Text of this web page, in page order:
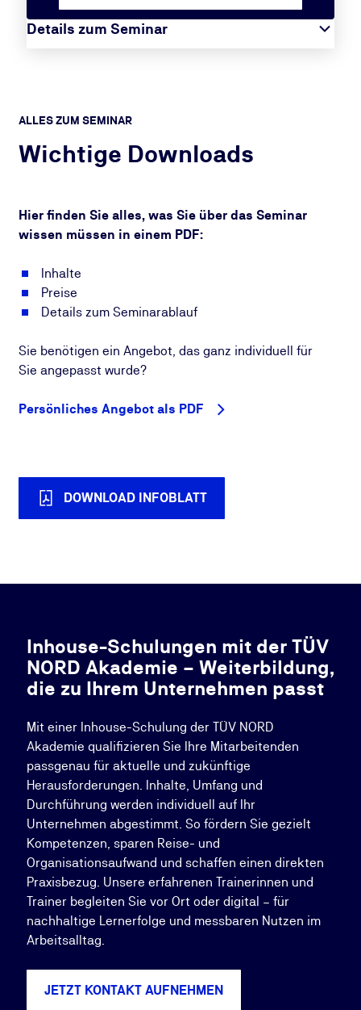
Details zum Seminar
ALLES ZUM SEMINAR
Wichtige Downloads
Hier finden Sie alles, was Sie über das Seminar
wissen müssen in einem PDF:
Inhalte
Preise
Details zum Seminarablauf
Sie benötigen ein Angebot, das ganz individuell für
Sie angepasst wurde?
Persönliches Angebot als PDF
DOWNLOAD INFOBLATT
Inhouse-Schulungen mit der TÜV
NORD Akademie – Weiterbildung,
die zu Ihrem Unternehmen passt
Mit einer Inhouse-Schulung der TÜV NORD
Akademie qualifizieren Sie Ihre Mitarbeitenden
passgenau für aktuelle und zukünftige
Herausforderungen. Inhalte, Umfang und
Durchführung werden individuell auf Ihr
Unternehmen abgestimmt. So fördern Sie gezielt
Kompetenzen, sparen Reise- und
Organisationsaufwand und schaffen einen direkten
Praxisbezug. Unsere erfahrenen Trainerinnen und
Trainer begleiten Sie vor Ort oder digital – für
nachhaltige Lernerfolge und messbaren Nutzen im
Arbeitsalltag.
JETZT KONTAKT AUFNEHMEN